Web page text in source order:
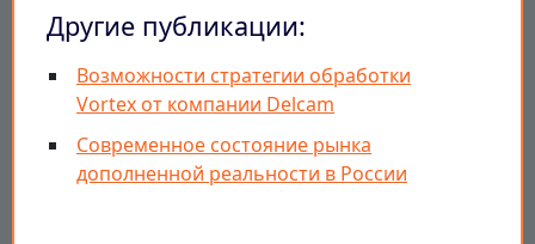
Другие публикации:
Возможности стратегии обработки
Vortex от компании Delcam
Современное состояние рынка
дополненной реальности в России